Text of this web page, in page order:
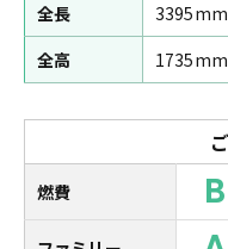
全長
3395mm
全高
1735mm
燃費 B